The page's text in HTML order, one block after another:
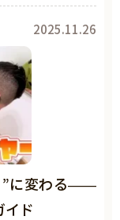
2025.11.26
”に変わる——
イド